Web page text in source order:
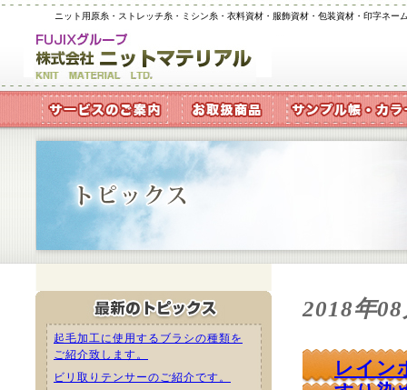
ニット用原糸・ストレッチ糸・ミシン糸・衣料資材・服飾資材・包装資材・印字ネ
起毛加工に使用するブラシの種類を
ご紹介致します。
ビリ取りテンサーのご紹介です。
2018年
レイン